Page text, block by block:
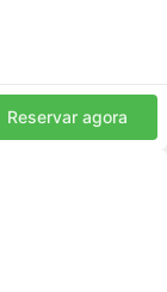
Reservar agora